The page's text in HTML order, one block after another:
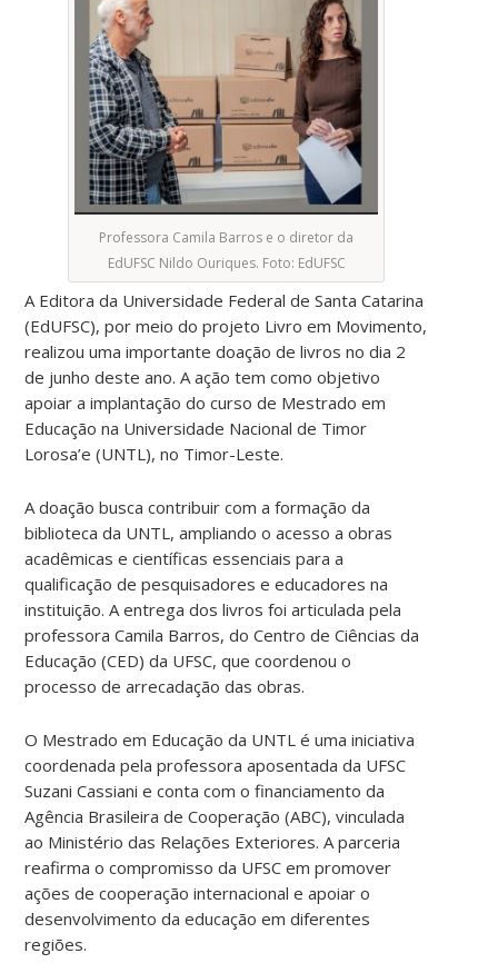
Professora Camila Barros e o diretor da
EdUFSC Nildo Ouriques. Foto: EdUFSC
A Editora da Universidade Federal de Santa Catarina
(EdUFSC), por meio do projeto Livro em Movimento,
realizou uma importante doação de livros no dia 2
de junho deste ano. A ação tem como objetivo
apoiar a implantação do curso de Mestrado em
Educação na Universidade Nacional de Timor
Lorosa’e (UNTL), no Timor-Leste.
A doação busca contribuir com a formação da
biblioteca da UNTL, ampliando o acesso a obras
acadêmicas e científicas essenciais para a
qualificação de pesquisadores e educadores na
instituição. A entrega dos livros foi articulada pela
professora Camila Barros, do Centro de Ciências da
Educação (CED) da UFSC, que coordenou o
processo de arrecadação das obras.
O Mestrado em Educação da UNTL é uma iniciativa
coordenada pela professora aposentada da UFSC
Suzani Cassiani e conta com o financiamento da
Agência Brasileira de Cooperação (ABC), vinculada
ao Ministério das Relações Exteriores. A parceria
reafirma o compromisso da UFSC em promover
ações de cooperação internacional e apoiar o
desenvolvimento da educação em diferentes
regiões.